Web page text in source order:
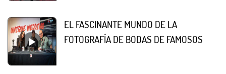
EL FASCINANTE MUNDO DE LA
FOTOGRAFÍA DE BODAS DE FAMOSOS